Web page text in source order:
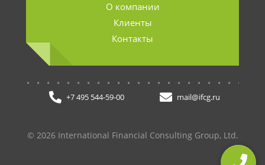
О компании
Клиенты
Контакты
+7 495 544-59-00 mail@ifcg.ru
© 2026 International Financial Consulting Group, Ltd.